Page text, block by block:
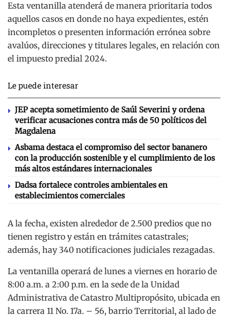
Esta ventanilla atenderá de manera prioritaria todos
aquellos casos en donde no haya expedientes, estén
incompletos o presenten información errónea sobre
avalúos, direcciones y titulares legales, en relación con
el impuesto predial 2024.
Le puede interesar
JEP acepta sometimiento de Saúl Severini y ordena
verificar acusaciones contra más de 50 políticos del
Magdalena
Asbama destaca el compromiso del sector bananero
con la producción sostenible y el cumplimiento de los
más altos estándares internacionales
Dadsa fortalece controles ambientales en
establecimientos comerciales
A la fecha, existen alrededor de 2.500 predios que no
tienen registro y están en trámites catastrales;
además, hay 340 notificaciones judiciales rezagadas.
La ventanilla operará de lunes a viernes en horario de
8:00 a.m. a 2:00 p.m. en la sede de la Unidad
Administrativa de Catastro Multipropósito, ubicada en
la carrera 11 No. 17a. – 56, barrio Territorial, al lado de